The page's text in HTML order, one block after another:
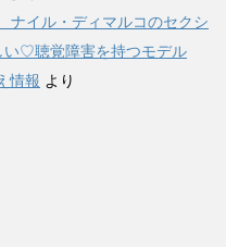
ナイル・ディマルコのセクシ
い♡聴覚障害を持つモデル
情報 より